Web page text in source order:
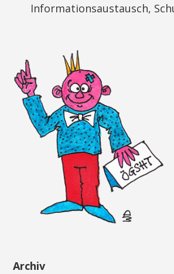
Informationsaustausch,
Archiv